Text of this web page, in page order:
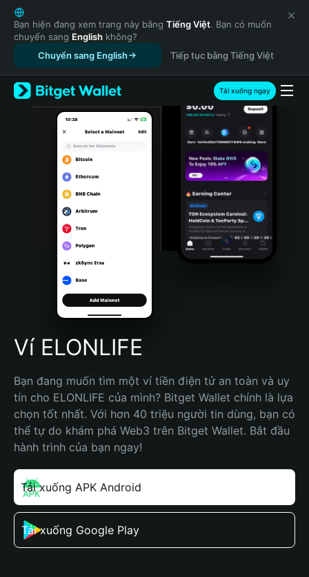
English
日本語
Tiếng Việt
Русский
Español (Latinoamérica)
Türkçe
Italiano
Português (Portugal)
Bahasa Indonesia
Português (Brasil)
Español (Argentina)
Bạn hiện đang xem trang này bằng Tiếng Việt. Bạn có muốn
chuyển sang English không?
Chuyển sang English
Tiếp tục bằng Tiếng Việt
Tải xuống ngay
Ví ELONLIFE
Bạn đang muốn tìm một ví tiền điện tử an toàn và uy
tín cho ELONLIFE của mình? Bitget Wallet chính là lựa
chọn tốt nhất. Với hơn 40 triệu người tin dùng, bạn có
thể tự do khám phá Web3 trên Bitget Wallet. Bắt đầu
hành trình của bạn ngay!
Tải xuống APK Android
Tải xuống Google Play